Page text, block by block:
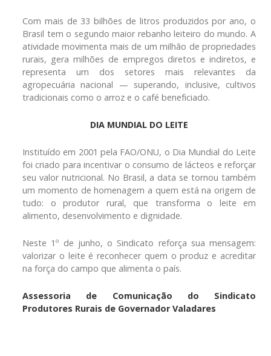
Com mais de 33 bilhões de litros produzidos por ano, o
Brasil tem o segundo maior rebanho leiteiro do mundo. A
atividade movimenta mais de um milhão de propriedades
rurais, gera milhões de empregos diretos e indiretos, e
representa um dos setores mais relevantes da
agropecuária nacional — superando, inclusive, cultivos
tradicionais como o arroz e o café beneficiado.
DIA MUNDIAL DO LEITE
Instituído em 2001 pela FAO/ONU, o Dia Mundial do Leite
foi criado para incentivar o consumo de lácteos e reforçar
seu valor nutricional. No Brasil, a data se tornou também
um momento de homenagem a quem está na origem de
tudo: o produtor rural, que transforma o leite em
alimento, desenvolvimento e dignidade.
Neste 1º de junho, o Sindicato reforça sua mensagem:
valorizar o leite é reconhecer quem o produz e acreditar
na força do campo que alimenta o país.
Assessoria de Comunicação do Sindicato
Produtores Rurais de Governador Valadares